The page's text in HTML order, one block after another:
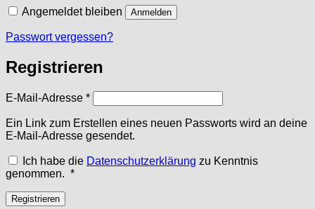
Angemeldet bleiben Anmelden
Passwort vergessen?
Registrieren
E-Mail-Adresse *Erforderlich
Ein Link zum Erstellen eines neuen Passworts wird an deine
E-Mail-Adresse gesendet.
Ich habe die Datenschutzerklärung zu Kenntnis
genommen. *Erforderlich
Registrieren